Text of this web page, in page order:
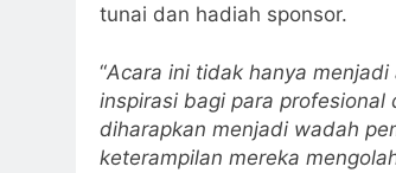
tunai dan hadiah sponsor.
“Acara ini tidak hanya
inspirasi bagi para profesional
diharapkan menjadi wadah
keterampilan mereka